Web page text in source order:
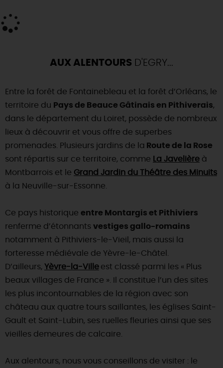
AUX ALENTOURS D'EGRY...
Entre la forêt de Fontainebleau et la forêt d’Orléans, le
territoire du Pays de Beauce Gâtinais en Pithiverais,
dans le département du Loiret, possède de nombreux
lieux à découvrir et vous offre de superbes
promenades. Plusieurs jardins de la Route de la Rose
sont répartis sur ce territoire, comme La Javelière à
Montbarrois et le Grand Jardin du Théâtre des Minuits
à la Neuville-sur-Essonne.
Ce pays historique entre Montargis et Pithiviers
renferme d’étonnants vestiges gallo-romains
notamment à Pithiviers-le-Vieil, mais aussi la
forteresse médiévale de Yèvre-le-Châtel.
D’ailleurs, Yèvre-la-Ville est classé parmi les « Plus
beaux villages de France ». Il constitue l’un des sites
les plus incontournables de la région avec son
château aux quatre tours saillantes, les églises Saint-
Gault et Saint-Lubin, ses ruelles fleuries ainsi que ses
vieilles demeures de calcaire.
Aux alentours, nous vous conseillons de visiter : le